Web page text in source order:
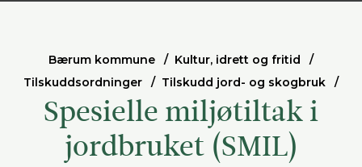
Bærum kommune
Kultur, idrett og fritid
Tilskuddsordninger
Tilskudd jord- og skogbruk
Spesielle miljøtiltak i
jordbruket (SMIL)